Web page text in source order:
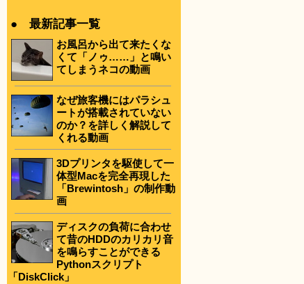
● 最新記事一覧
お風呂から出て来たくな
くて「ノゥ……」と鳴い
てしまうネコの動画
なぜ旅客機にはパラシュ
ートが搭載されていない
のか？を詳しく解説して
くれる動画
3Dプリンタを駆使して一
体型Macを完全再現した
「Brewintosh」の制作動
画
ディスクの負荷に合わせ
て昔のHDDのカリカリ音
を鳴らすことができる
Pythonスクリプト
「DiskClick」